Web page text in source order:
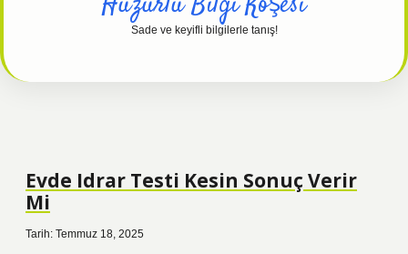
Sade ve keyifli bilgilerle tanış!
Evde Idrar Testi Kesin Sonuç Verir
Mi
Tarih: Temmuz 18, 2025